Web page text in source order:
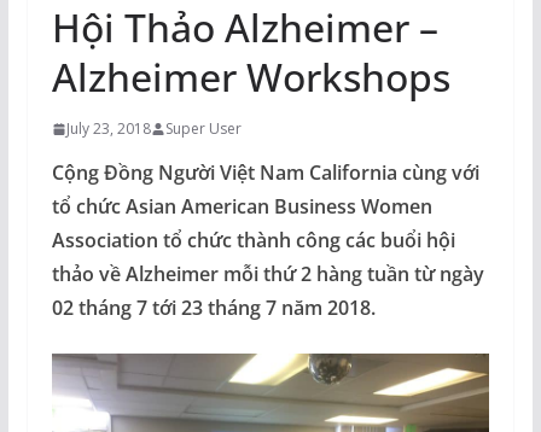
Hội Thảo Alzheimer –
Alzheimer Workshops
July 23, 2018 Super User
Cộng Đồng Người Việt Nam California cùng với
tổ chức Asian American Business Women
Association tổ chức thành công các buổi hội
thảo về Alzheimer mỗi thứ 2 hàng tuần từ ngày
02 tháng 7 tới 23 tháng 7 năm 2018.